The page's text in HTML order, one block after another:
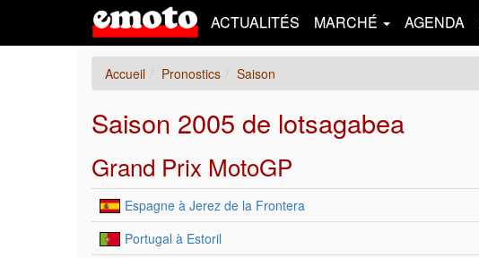
ACTUALITÉS MARCHÉ AGENDA
Accueil Pronostics Saison
Saison 2005 de lotsagabea
Grand Prix MotoGP
Espagne à Jerez de la Frontera
Portugal à Estoril